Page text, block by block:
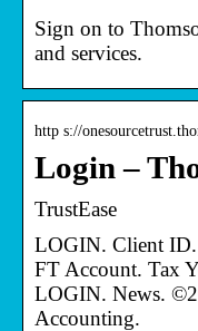
Sign on to
and services.
http s://
Login –
TrustEase
LOGIN. Client ID.
FT Account. Tax
LOGIN. News.
Accounting.